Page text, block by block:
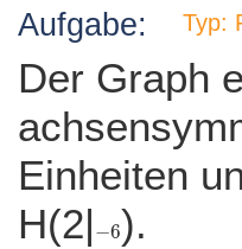
Aufgabe: Typ:
Der Graph
Einheiten
H(2|
).